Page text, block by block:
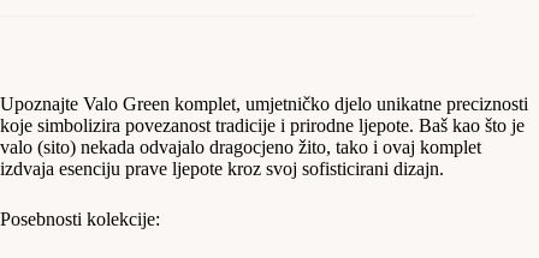
Upoznajte Valo Green komplet, umjetničko djelo unikatne preciznosti
koje simbolizira povezanost tradicije i prirodne ljepote. Baš kao što je
valo (sito) nekada odvajalo dragocjeno žito, tako i ovaj komplet
izdvaja esenciju prave ljepote kroz svoj sofisticirani dizajn.
Posebnosti kolekcije: